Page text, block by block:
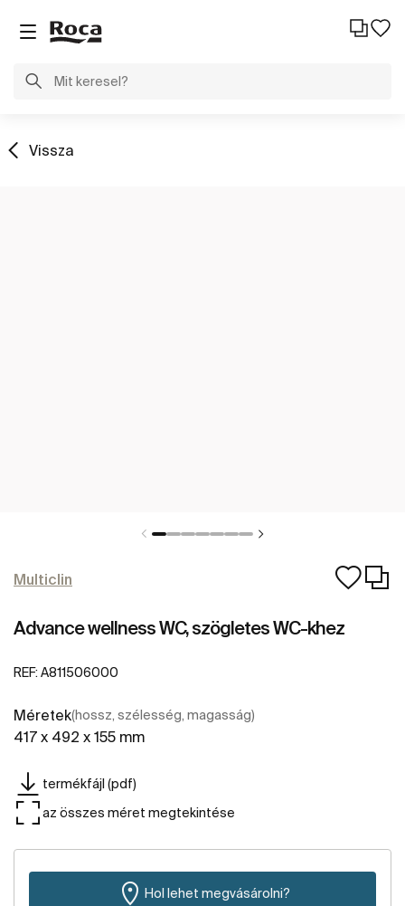
Vissza
Multiclin
Advance wellness WC, szögletes WC-khez
REF: A811506000
Méretek(hossz, szélesség, magasság)
417 x 492 x 155 mm
termékfájl (pdf)
az összes méret megtekintése
Hol lehet megvásárolni?